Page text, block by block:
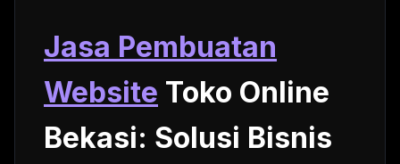
Jasa Pembuatan
Website Toko Online
Bekasi: Solusi Bisnis